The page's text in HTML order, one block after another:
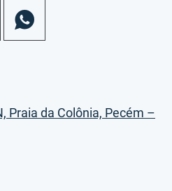
Praia da Colônia, Pecém –